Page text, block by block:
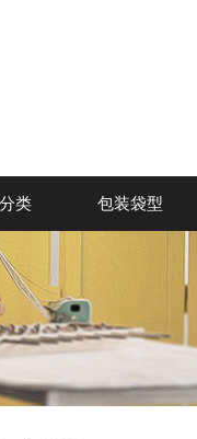
类 包装袋型